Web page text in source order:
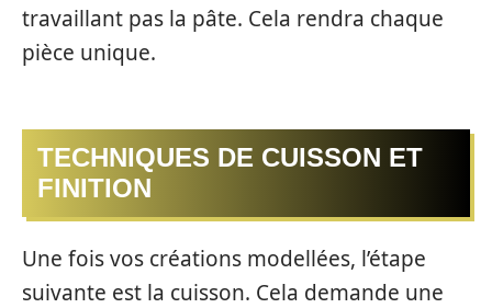
travaillant pas la pâte. Cela rendra chaque
pièce unique.
TECHNIQUES DE CUISSON ET
FINITION
Une fois vos créations modellées, l’étape
suivante est la cuisson. Cela demande une